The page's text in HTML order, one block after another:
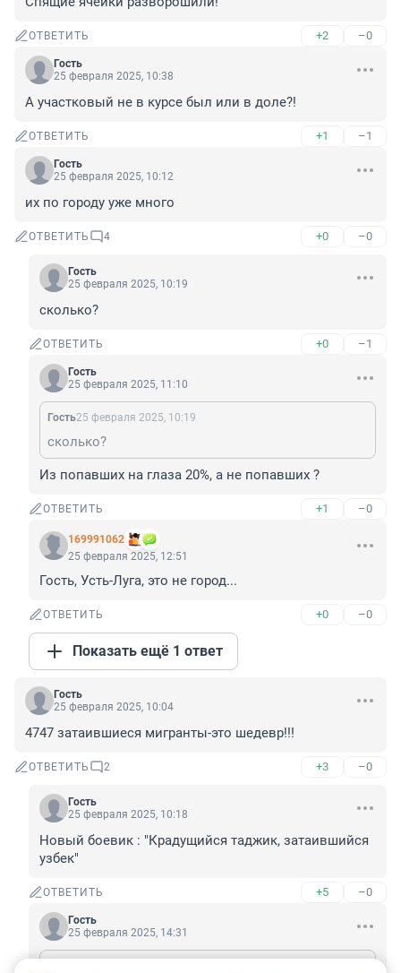
ОТВЕТИТЬ +2 –0
Гость
25 февраля 2025, 10:38
А участковый не в курсе был или в доле?!
ОТВЕТИТЬ +1 –1
Гость
25 февраля 2025, 10:12
их по городу уже много
ОТВЕТИТЬ 4 +0 –0
Гость
25 февраля 2025, 10:19
сколько?
ОТВЕТИТЬ +0 –1
Гость
25 февраля 2025, 11:10
Гость25 февраля 2025, 10:19
сколько?
Из попавших на глаза 20%, а не попавших ?
ОТВЕТИТЬ +1 –0
169991062
25 февраля 2025, 12:51
Гость, Усть-Луга, это не город...
ОТВЕТИТЬ +0 –0
Показать ещё 1 ответ
Гость
25 февраля 2025, 10:04
4747 затаившиеся мигранты-это шедевр!!!
ОТВЕТИТЬ 2 +3 –0
Гость
25 февраля 2025, 10:18
Новый боевик : "Крадущийся таджик, затаившийся
узбек"
ОТВЕТИТЬ +5 –0
Гость
25 февраля 2025, 14:31